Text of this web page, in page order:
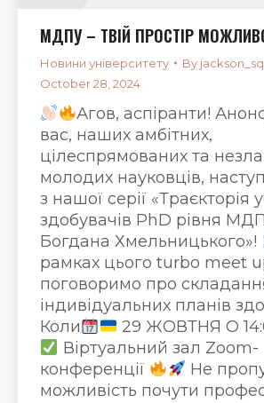
МДПУ – ТВІЙ ПРОСТІР
Новини університету By
October 28, 2024
Агов, аспіранти!
вас, наших амбітних,
цілеспрямованих та
молодих науковців,
з нашої серії «Траєкторія
здобувачів PhD рівня
Богдана Хмельницького»!
рамках цього turbo meet
поговоримо про
індивідуальних планів
Коли
29 ЖОВТНЯ О
Віртуальний зал Zoom-
конференції
Не
можливість почути